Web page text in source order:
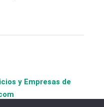
y Empresas de